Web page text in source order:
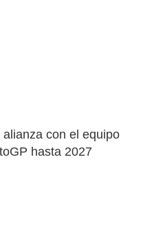
con el equipo
hasta 2027